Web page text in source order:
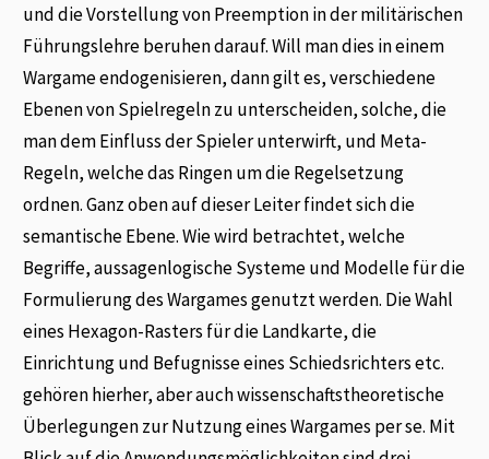
und die Vorstellung von Preemption in der militärischen
Führungslehre beruhen darauf. Will man dies in einem
Wargame endogenisieren, dann gilt es, verschiedene
Ebenen von Spielregeln zu unterscheiden, solche, die
man dem Einfluss der Spieler unterwirft, und Meta-
Regeln, welche das Ringen um die Regelsetzung
ordnen. Ganz oben auf dieser Leiter findet sich die
semantische Ebene. Wie wird betrachtet, welche
Begriffe, aussagenlogische Systeme und Modelle für die
Formulierung des Wargames genutzt werden. Die Wahl
eines Hexagon-Rasters für die Landkarte, die
Einrichtung und Befugnisse eines Schiedsrichters etc.
gehören hierher, aber auch wissenschaftstheoretische
Überlegungen zur Nutzung eines Wargames per se. Mit